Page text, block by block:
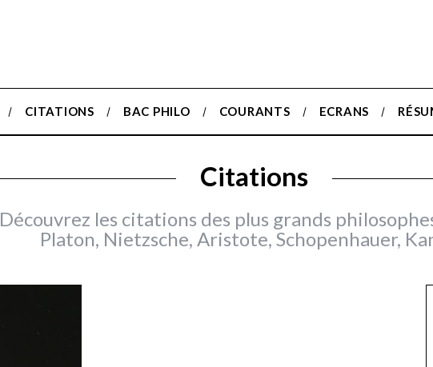
CITATIONS BAC PHILO COURANTS ECRANS
Citations
Découvrez les citations des plus grands
Platon, Nietzsche, Aristote, Schopenhauer,